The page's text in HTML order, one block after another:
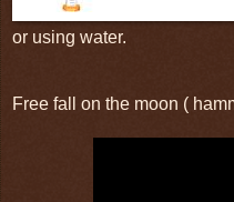
or using water.
Free fall on the moon (